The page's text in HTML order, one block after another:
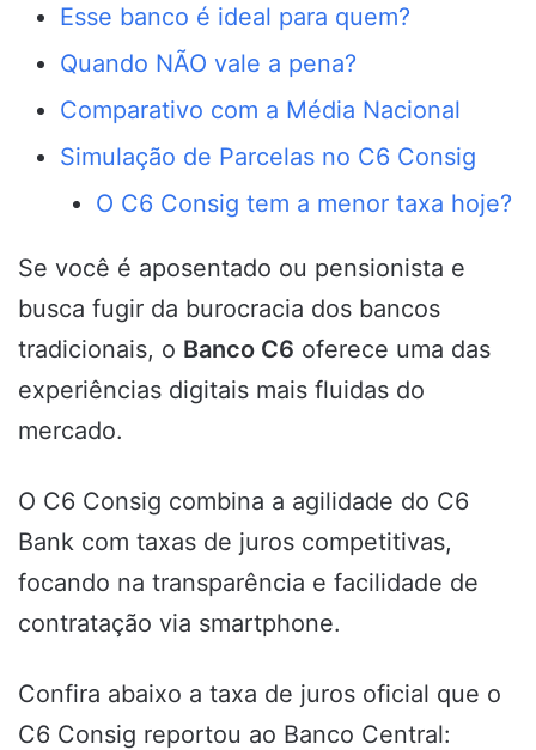
Esse banco é ideal para quem?
Quando NÃO vale a pena?
Comparativo com a Média Nacional
Simulação de Parcelas no C6 Consig
O C6 Consig tem a menor taxa hoje?
Se você é aposentado ou pensionista e
busca fugir da burocracia dos bancos
tradicionais, o Banco C6 oferece uma das
experiências digitais mais fluidas do
mercado.
O C6 Consig combina a agilidade do C6
Bank com taxas de juros competitivas,
focando na transparência e facilidade de
contratação via smartphone.
Confira abaixo a taxa de juros oficial que o
C6 Consig reportou ao Banco Central: